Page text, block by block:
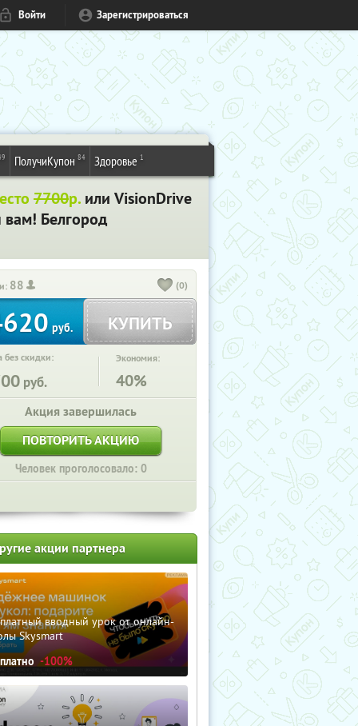
Войти Зарегистрироваться
ПолучиКупон 84 Здоровье 1
7700р. или VisionDrive
Белгород
88 (0)
руб. КУПИТЬ
без скидки:
руб.
Экономия:
40%
Акция завершилась
ПОВТОРИТЬ АКЦИЮ
Человек проголосовало: 0
акции партнера
вводный урок от онлайн-
Skysmart
-100%